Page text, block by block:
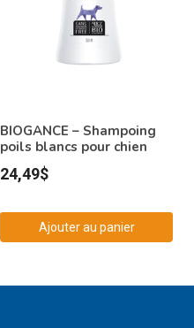
BIOGANCE – Shampoing
poils blancs pour chien
24,49$
Ajouter au panier